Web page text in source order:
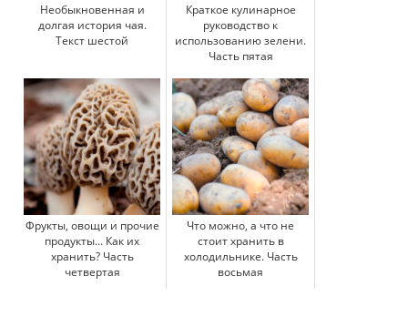
Необыкновенная и
долгая история чая.
Текст шестой
Краткое кулинарное
руководство к
использованию зелени.
Часть пятая
Фрукты, овощи и прочие
продукты... Как их
хранить? Часть
четвертая
Что можно, а что не
стоит хранить в
холодильнике. Часть
восьмая